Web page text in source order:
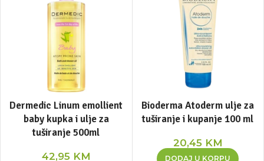
Dermedic Linum emollient
baby kupka i ulje za
tuširanje 500ml
42,95 KM
Bioderma Atoderm ulje za
tuširanje i kupanje 100 ml
20,45 KM
DODAJ U KORPU